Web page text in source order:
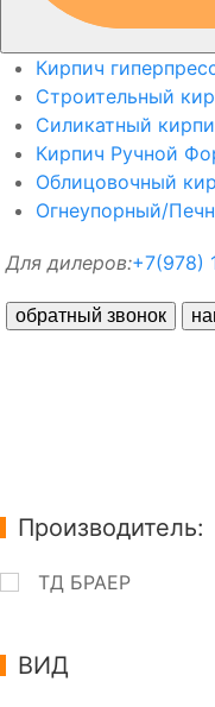
Кирпич
Строительный
Силикатный
Кирпич Ручной
Облицовочный
Огнеупорный/
Для дилеров:+7(978)
обратный звонок
Производитель:
ТД БРАЕР
ВИД